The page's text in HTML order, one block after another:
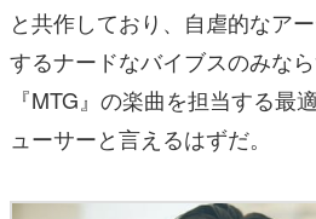
と共作しており、自虐的なア
するナードなバイブスのみな
『MTG』の楽曲を担当する最
ューサーと言えるはずだ。